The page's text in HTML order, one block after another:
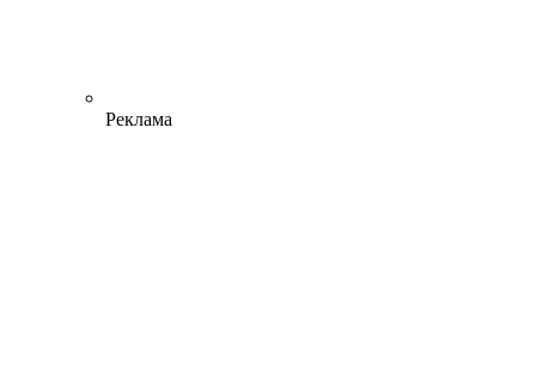
Реклама